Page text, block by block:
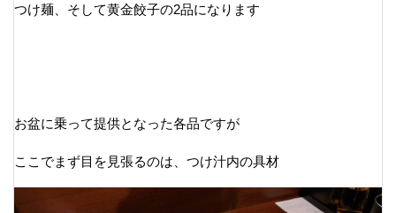
つけ麺、そして黄金餃子の2品になります
お盆に乗って提供となった各品ですが
ここでまず目を見張るのは、つけ汁内の具材